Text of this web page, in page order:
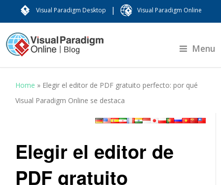
Visual Paradigm Desktop | Visual Paradigm Online
Menu
Home » Elegir el editor de PDF gratuito perfecto: por qué
Visual Paradigm Online se destaca
Elegir el editor de
PDF gratuito